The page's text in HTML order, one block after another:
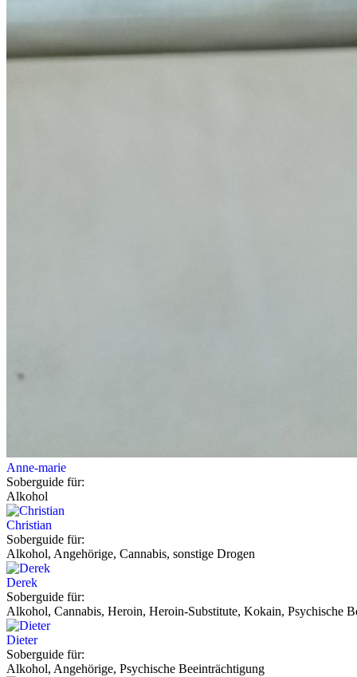
Anne-marie
Soberguide für:
Alkohol
Christian
Soberguide für:
Alkohol, Angehörige, Cannabis, sonstige Drogen
Derek
Soberguide für:
Alkohol, Cannabis, Heroin, Heroin-Substitute, Kokain, Psychische
Dieter
Soberguide für:
Alkohol, Angehörige, Psychische Beeinträchtigung